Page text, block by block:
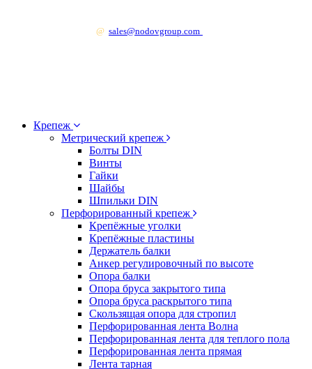
@ sales@nodovgroup.com
Крепеж
Метрический крепеж
Болты DIN
Винты
Гайки
Шайбы
Шпильки DIN
Перфорированный крепеж
Крепёжные уголки
Крепёжные пластины
Держатель балки
Анкер регулировочный по высоте
Опора балки
Опора бруса закрытого типа
Опора бруса раскрытого типа
Скользящая опора для стропил
Перфорированная лента Волна
Перфорированная лента для теплого пола
Перфорированная лента прямая
Лента тарная